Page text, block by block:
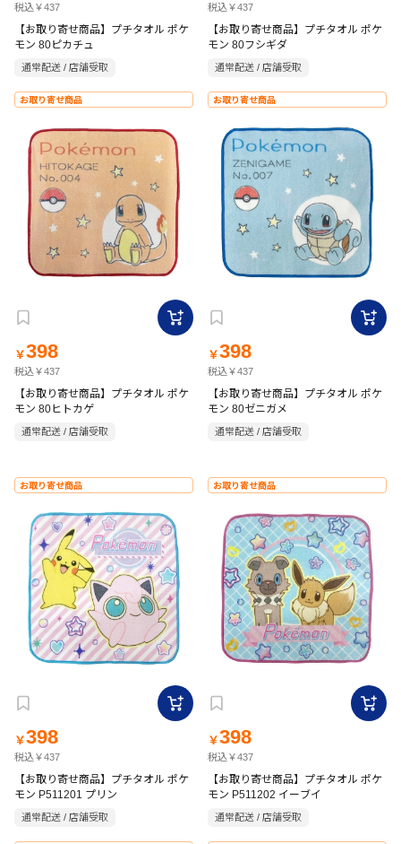
税込￥437
【お取り寄せ商品】プチタオル ポケ
モン 80ピカチュ
通常配送 / 店舗受取
税込￥437
【お取り寄せ商品】プチタオル ポケ
モン 80フシギダ
通常配送 / 店舗受取
お取り寄せ商品
￥398
税込￥437
【お取り寄せ商品】プチタオル ポケ
モン 80ヒトカゲ
通常配送 / 店舗受取
お取り寄せ商品
￥398
税込￥437
【お取り寄せ商品】プチタオル ポケ
モン 80ゼニガメ
通常配送 / 店舗受取
お取り寄せ商品
￥398
税込￥437
【お取り寄せ商品】プチタオル ポケ
モン P511201 プリン
通常配送 / 店舗受取
お取り寄せ商品
￥398
税込￥437
【お取り寄せ商品】プチタオル ポケ
モン P511202 イーブイ
通常配送 / 店舗受取